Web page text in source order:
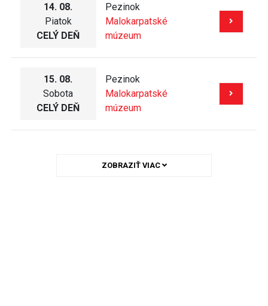
14. 08.
Piatok
CELÝ DEŇ
Pezinok
Malokarpatské
múzeum
15. 08.
Sobota
CELÝ DEŇ
Pezinok
Malokarpatské
múzeum
ZOBRAZIŤ VIAC